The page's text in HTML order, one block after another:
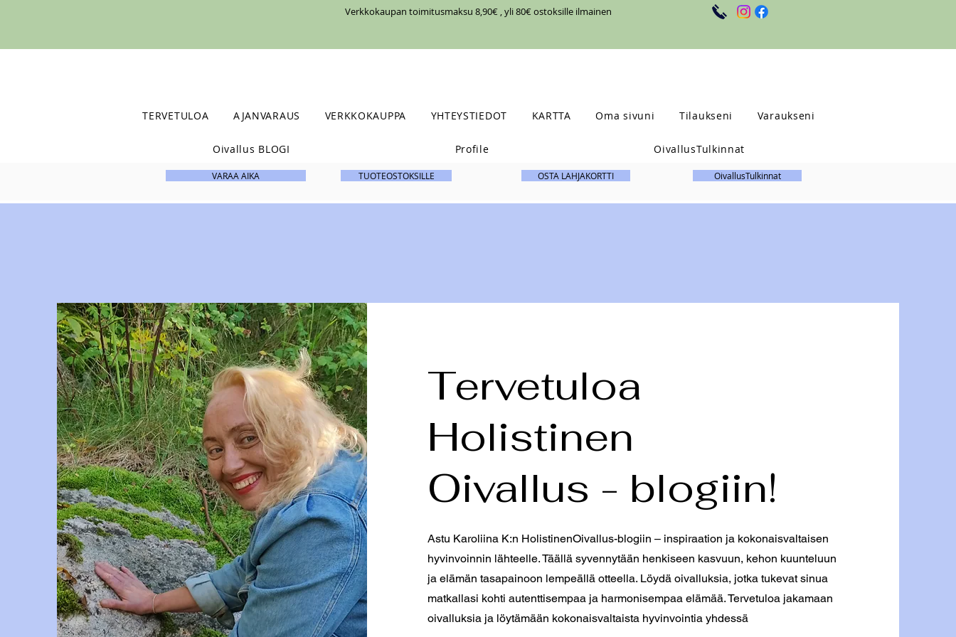
Verkkokaupan toimitusmaksu 8,90€ , yli 80€ ostoksille ilmainen
TERVETULOA AJANVARAUS VERKKOKAUPPA YHTEYSTIEDOT KARTTA Oma sivuni Tilaukseni Varaukseni
Oivallus BLOGI Profile OivallusTulkinnat
VARAA AIKA TUOTEOSTOKSILLE OSTA LAHJAKORTTI OivallusTulkinnat
Tervetuloa
Holistinen
Oivallus - blogiin!
Astu Karoliina K:n HolistinenOivallus-blogiin – inspiraation ja kokonaisvaltaisen
hyvinvoinnin lähteelle. Täällä syvennytään henkiseen kasvuun, kehon kuunteluun
ja elämän tasapainoon lempeällä otteella. Löydä oivalluksia, jotka tukevat sinua
matkallasi kohti autenttisempaa ja harmonisempaa elämää. Tervetuloa jakamaan
oivalluksia ja löytämään kokonaisvaltaista hyvinvointia yhdessä